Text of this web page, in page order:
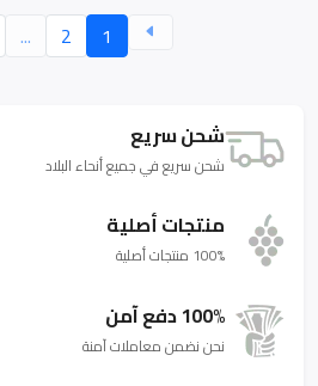
1
2
...
شحن سريع
شحن سريع في جميع أنحاء البلاد
منتجات أصلية
100% منتجات أصلية
100% دفع آمن
نحن نضمن معاملات آمنة